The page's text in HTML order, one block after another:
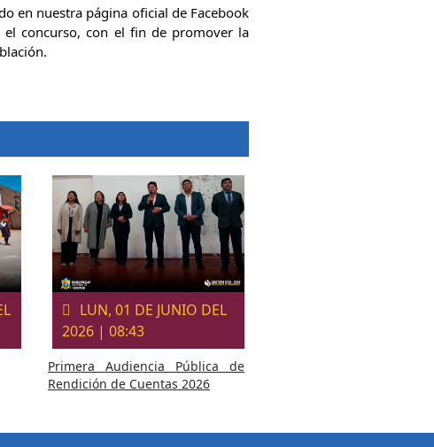
en nuestra página oficial de Facebook
el concurso, con el fin de promover la
LUN, 01 DE JUNIO DEL
2026 | 08:43
Primera Audiencia Pública de
Rendición de Cuentas 2026